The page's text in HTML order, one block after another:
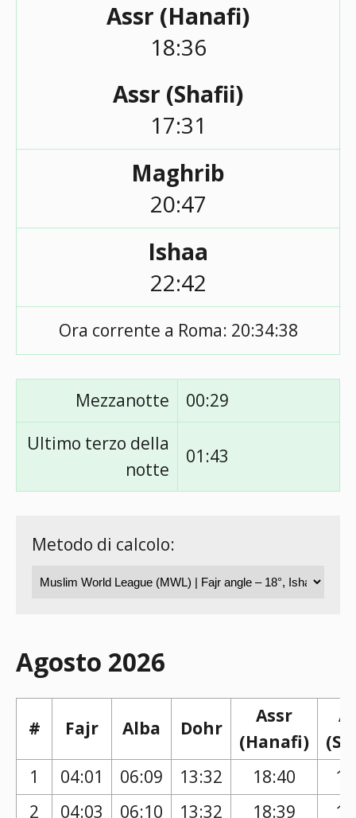
Assr (Hanafi)
18:36
Assr (Shafii)
17:31
Maghrib
20:47
Ishaa
22:42
Ora corrente a Roma: 20:34:38
Mezzanotte
00:29
Ultimo terzo della
notte
01:43
Metodo di calcolo:
Agosto 2026
# Fajr Alba Dohr
Assr
(Hanafi)
1
04:01 06:09 13:32 18:40
2
04:03 06:10 13:32 18:39